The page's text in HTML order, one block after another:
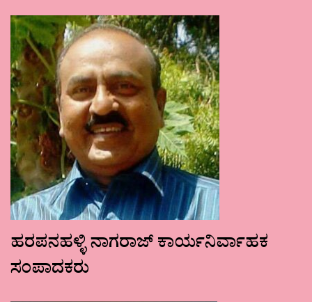
ಹರಪನಹಳ್ಳಿ ನಾಗರಾಜ್ ಕಾರ್ಯನಿರ್ವಾಹಕ
ಸಂಪಾದಕರು